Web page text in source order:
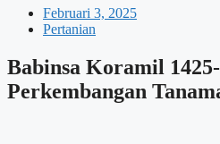
Februari 3, 2025
Pertanian
Babinsa Koramil
Perkembangan